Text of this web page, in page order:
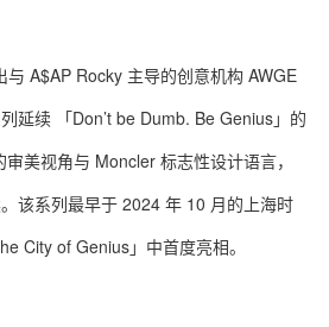
A$AP Rocky 主导的创意机构 AWGE
延续 「Don’t be Dumb. Be Genius」的
美视角与 Moncler 标志性设计语言，
该系列最早于 2024 年 10 月的上海时
City of Genius」中首度亮相。